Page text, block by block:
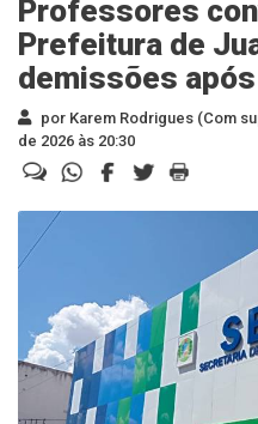
Professores
Prefeitura de
demissões
por Karem Rodrigues (Com
de 2026 às 20:30